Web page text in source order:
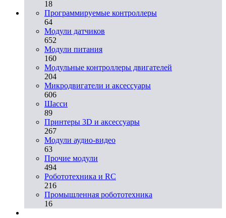
18
Программируемые контроллеры
64
Модули датчиков
652
Модули питания
160
Модульные контроллеры двигателей
204
Микродвигатели и аксессуары
606
Шасси
89
Принтеры 3D и аксессуары
267
Модули аудио-видео
63
Прочие модули
494
Робототехника и RC
216
Промышленная робототехника
16